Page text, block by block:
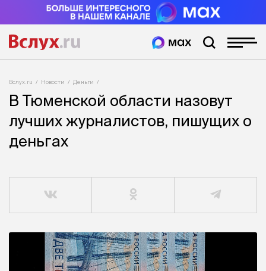
Вслух.ru Новости Деньги
В Тюменской области назовут
лучших журналистов, пишущих о
деньгах